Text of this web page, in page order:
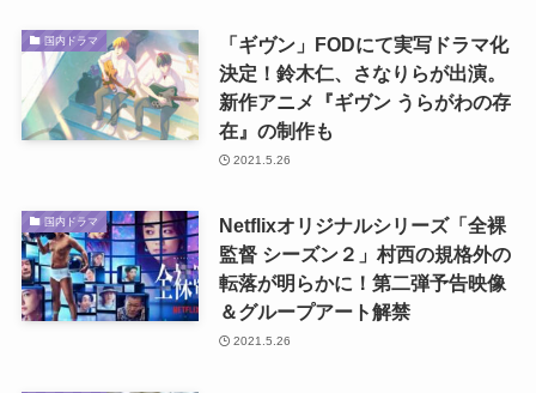
国内ドラマ
「ギヴン」FODにて実写ドラマ化
決定！鈴木仁、さなりらが出演。
新作アニメ『ギヴン うらがわの存
在』の制作も
2021.5.26
国内ドラマ
Netflixオリジナルシリーズ「全裸
監督 シーズン２」村西の規格外の
転落が明らかに！第二弾予告映像
＆グループアート解禁
2021.5.26